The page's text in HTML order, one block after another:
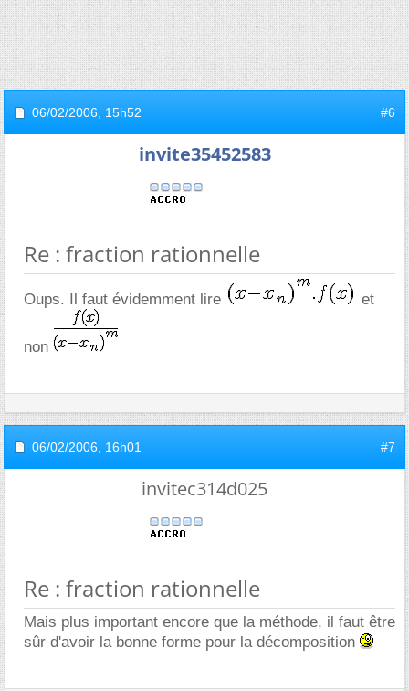
06/02/2006, 15h52 #6
invite35452583
Re : fraction rationnelle
Oups. Il faut évidemment lire et
non
06/02/2006, 16h01 #7
invitec314d025
Re : fraction rationnelle
Mais plus important encore que la méthode, il faut être
sûr d'avoir la bonne forme pour la décomposition